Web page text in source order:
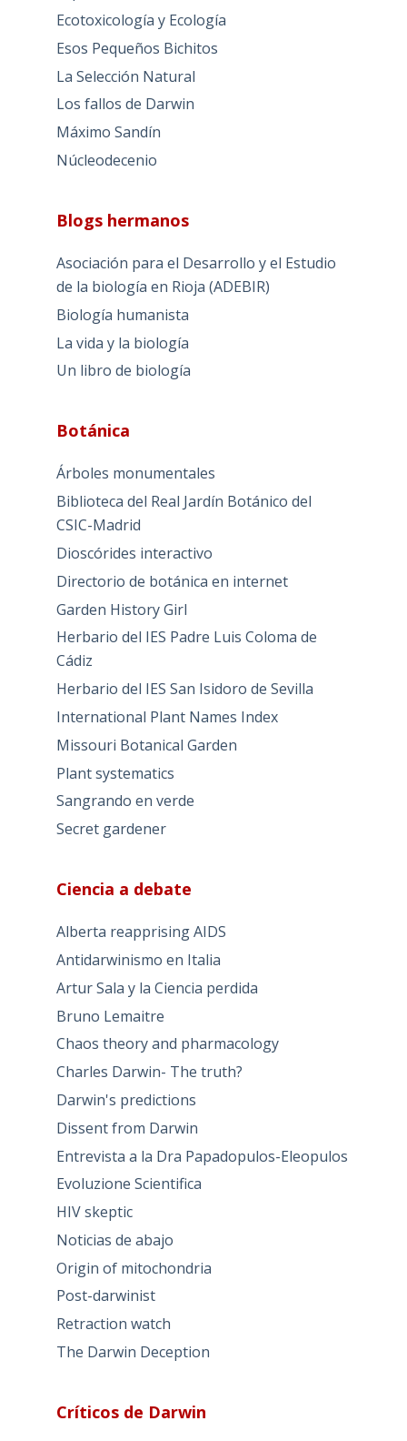
Ecotoxicología y Ecología
Esos Pequeños Bichitos
La Selección Natural
Los fallos de Darwin
Máximo Sandín
Núcleodecenio
Blogs hermanos
Asociación para el Desarrollo y el Estudio
de la biología en Rioja (ADEBIR)
Biología humanista
La vida y la biología
Un libro de biología
Botánica
Árboles monumentales
Biblioteca del Real Jardín Botánico del
CSIC-Madrid
Dioscórides interactivo
Directorio de botánica en internet
Garden History Girl
Herbario del IES Padre Luis Coloma de
Cádiz
Herbario del IES San Isidoro de Sevilla
International Plant Names Index
Missouri Botanical Garden
Plant systematics
Sangrando en verde
Secret gardener
Ciencia a debate
Alberta reapprising AIDS
Antidarwinismo en Italia
Artur Sala y la Ciencia perdida
Bruno Lemaitre
Chaos theory and pharmacology
Charles Darwin- The truth?
Darwin's predictions
Dissent from Darwin
Entrevista a la Dra Papadopulos-Eleopulos
Evoluzione Scientifica
HIV skeptic
Noticias de abajo
Origin of mitochondria
Post-darwinist
Retraction watch
The Darwin Deception
Críticos de Darwin